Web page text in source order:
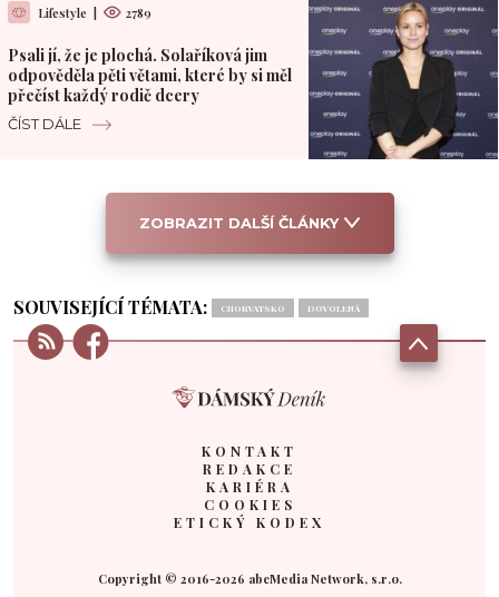
Lifestyle 2789
Psali jí, že je plochá. Solaříková jim
odpověděla pěti větami, které by si měl
přečíst každý rodič dcery
ČÍST DÁLE
ZOBRAZIT DALŠÍ ČLÁNKY
SOUVISEJÍCÍ TÉMATA: CHORVATSKO DOVOLENÁ
KONTAKT
REDAKCE
KARIÉRA
COOKIES
ETICKÝ KODEX
Copyright © 2016-2026 abcMedia Network, s.r.o.